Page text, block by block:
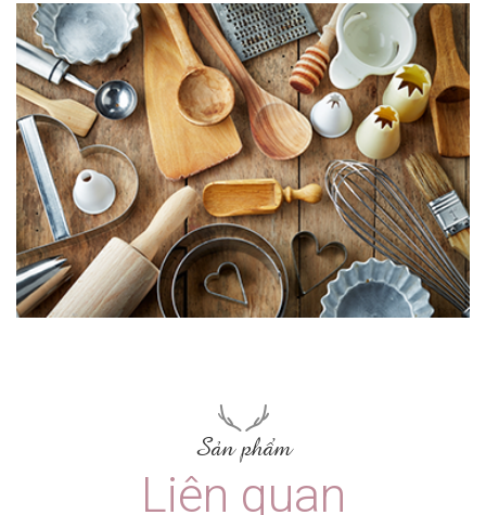
Sản phẩm
Liên quan